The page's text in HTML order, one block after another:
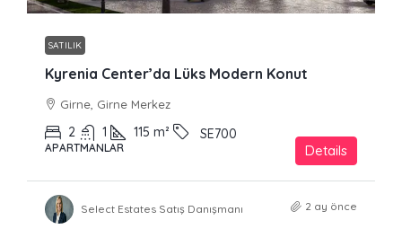
SATILIK
Kyrenia Center’da Lüks Modern Konut
Girne, Girne Merkez
2 1 115 m² SE700
APARTMANLAR Details
Select Estates Satış Danışmanı 2 ay önce